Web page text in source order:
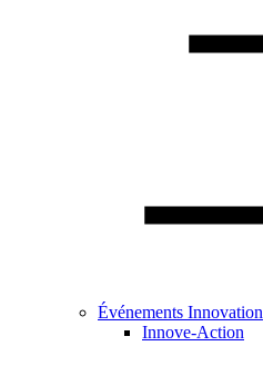
Événements Innovation
Innove-Action